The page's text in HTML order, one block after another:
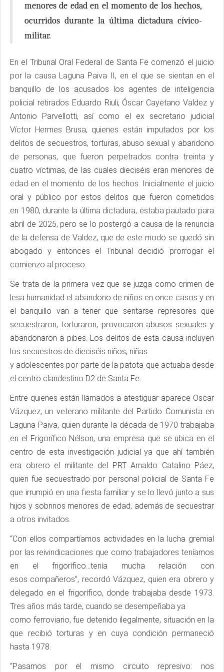
menores de edad en el momento de los hechos,
ocurridos durante la última dictadura cívico-
militar.
En el Tribunal Oral Federal de Santa Fe comenzó el juicio
por la causa Laguna Paiva II, en el que se sientan en el
banquillo de los acusados los agentes de inteligencia
policial retirados Eduardo Riuli, Óscar Cayetano Valdez y
Antonio Parvellotti, así como el ex secretario judicial
Víctor Hermes Brusa, quienes están imputados por los
delitos de secuestros, torturas, abuso sexual y abandono
de personas, que fueron perpetrados contra treinta y
cuatro víctimas, de las cuales dieciséis eran menores de
edad en el momento de los hechos. Inicialmente el juicio
oral y público por estos delitos que fueron cometidos
en 1980, durante la última dictadura, estaba pautado para
abril de 2025, pero se lo postergó a causa de la renuncia
de la defensa de Valdez, que de este modo se quedó sin
abogado y entonces el Tribunal decidió prorrogar el
comienzo al proceso.
Se trata de la primera vez que se juzga como crimen de
lesa humanidad el abandono de niños en once casos y en
el banquillo van a tener que sentarse represores que
secuestraron, torturaron, provocaron abusos sexuales y
abandonaron a pibes. Los delitos de esta causa incluyen
los secuestros de dieciséis niños, niñas
y adolescentes por parte de la patota que actuaba desde
el centro clandestino D2 de Santa Fe.
Entre quienes están llamados a atestiguar aparece Oscar
Vázquez, un veterano militante del Partido Comunista en
Laguna Paiva, quien durante la década de 1970 trabajaba
en el Frigorífico Nélson, una empresa que se ubica en el
centro de esta investigación judicial ya que ahí también
era obrero el militante del PRT Arnaldo Catalino Páez,
quien fue secuestrado por personal policial de Santa Fe
que irrumpió en una fiesta familiar y se lo llevó junto a sus
hijos y sobrinos menores de edad, además de secuestrar
a otros invitados.
“Con ellos compartíamos actividades en la lucha gremial
por las reivindicaciones que como trabajadores teníamos
en el frigorífico...tenía mucha relación con
esos compañeros”, recordó Vázquez, quien era obrero y
delegado en el frigorífico, donde trabajaba desde 1973.
Tres años más tarde, cuando se desempeñaba ya
como ferroviario, fue detenido ilegalmente, situación en la
que recibió torturas y en cuya condición permaneció
hasta 1978.
“Pasamos por el mismo circuito represivo: nos